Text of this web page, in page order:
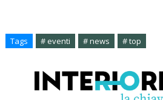
Tags # eventi # news # top